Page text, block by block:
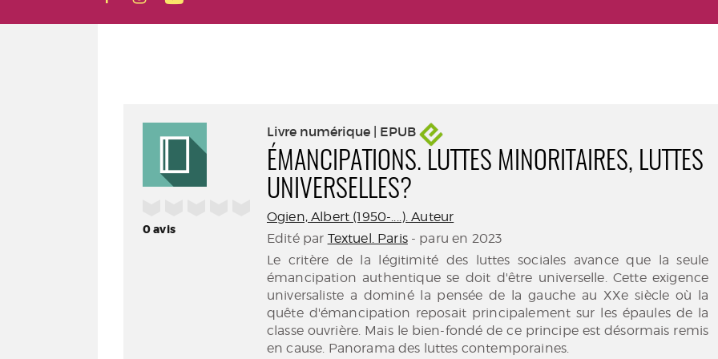
0avis
Livre numérique | EPUB
ÉMANCIPATIONS. LUTTES MINORITAIRES, LUTTES
UNIVERSELLES?
Ogien, Albert (1950-....). Auteur
Edité par Textuel. Paris- paru en 2023
Le critère de la légitimité des luttes sociales avance que la seule
émancipation authentique se doit d'être universelle. Cette exigence
universaliste a dominé la pensée de la gauche au XXe siècle où la
quête d'émancipation reposait principalement sur les épaules de la
classe ouvrière. Mais le bien-fondé de ce principe est désormais remis
en cause. Panorama des luttes contemporaines.